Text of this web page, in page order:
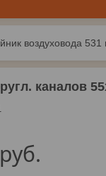
каналов
руб.